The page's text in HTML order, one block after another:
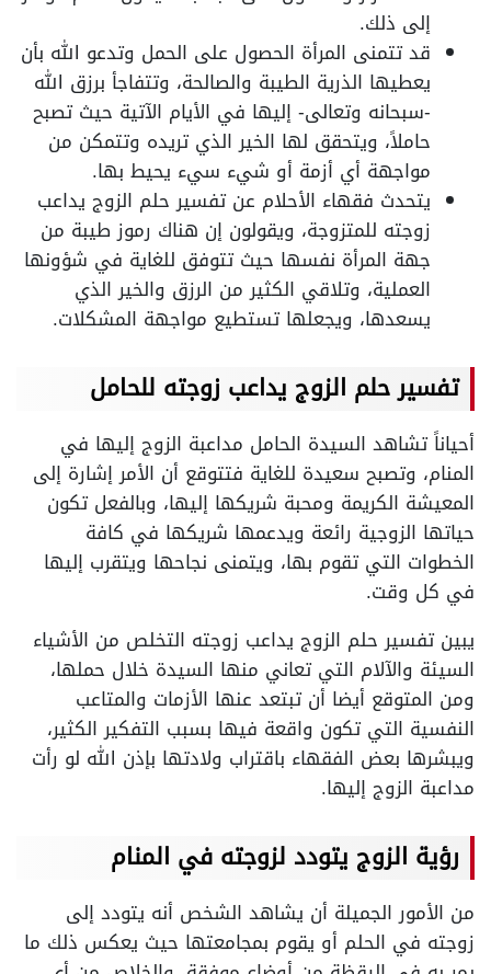
إلى ذلك.
قد تتمنى المرأة الحصول على الحمل وتدعو الله بأن
يعطيها الذرية الطيبة والصالحة، وتتفاجأ برزق الله
-سبحانه وتعالى- إليها في الأيام الآتية حيث تصبح
حاملاً، ويتحقق لها الخير الذي تريده وتتمكن من
مواجهة أي أزمة أو شيء سيء يحيط بها.
يتحدث فقهاء الأحلام عن تفسير حلم الزوج يداعب
زوجته للمتزوجة، ويقولون إن هناك رموز طيبة من
جهة المرأة نفسها حيث تتوفق للغاية في شؤونها
العملية، وتلاقي الكثير من الرزق والخير الذي
يسعدها، ويجعلها تستطيع مواجهة المشكلات.
تفسير حلم الزوج يداعب زوجته للحامل
أحياناً تشاهد السيدة الحامل مداعبة الزوج إليها في
المنام، وتصبح سعيدة للغاية فتتوقع أن الأمر إشارة إلى
المعيشة الكريمة ومحبة شريكها إليها، وبالفعل تكون
حياتها الزوجية رائعة ويدعمها شريكها في كافة
الخطوات التي تقوم بها، ويتمنى نجاحها ويتقرب إليها
في كل وقت.
يبين تفسير حلم الزوج يداعب زوجته التخلص من الأشياء
السيئة والآلام التي تعاني منها السيدة خلال حملها،
ومن المتوقع أيضا أن تبتعد عنها الأزمات والمتاعب
النفسية التي تكون واقعة فيها بسبب التفكير الكثير،
ويبشرها بعض الفقهاء باقتراب ولادتها بإذن الله لو رأت
مداعبة الزوج إليها.
رؤية الزوج يتودد لزوجته في المنام
من الأمور الجميلة أن يشاهد الشخص أنه يتودد إلى
زوجته في الحلم أو يقوم بمجامعتها حيث يعكس ذلك ما